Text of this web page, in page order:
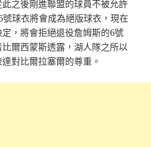
之後剛進聯盟的球員不被允許
球衣將會成為絕版球衣，現在
，將會拒絕退役詹姆斯的6號
爾西蒙斯透露，湖人隊之所以
對比爾拉塞爾的尊重。